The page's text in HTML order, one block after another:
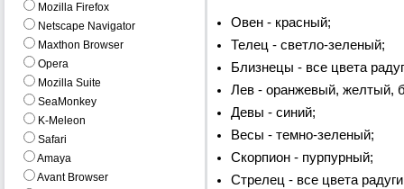
Овен - красный;
Телец - светло-зеленый;
Близнецы - все цвета
Лев - оранжевый, желтый,
Девы - синий;
Весы - темно-зеленый;
Скорпион - пурпурный;
Стрелец - все цвета
Mozilla Firefox
Netscape Navigator
Maxthon Browser
Opera
Mozilla Suite
SeaMonkey
K-Meleon
Safari
Amaya
Avant Browser